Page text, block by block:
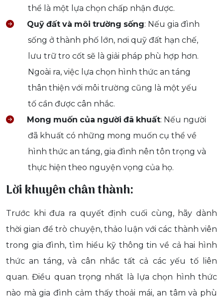
thể là một lựa chọn chấp nhận được.
Quỹ đất và môi trường sống: Nếu gia đình
sống ở thành phố lớn, nơi quỹ đất hạn chế,
lưu trữ tro cốt sẽ là giải pháp phù hợp hơn.
Ngoài ra, việc lựa chọn hình thức an táng
thân thiện với môi trường cũng là một yếu
tố cần được cân nhắc.
Mong muốn của người đã khuất: Nếu người
đã khuất có những mong muốn cụ thể về
hình thức an táng, gia đình nên tôn trọng và
thực hiện theo nguyện vọng của họ.
Lời khuyên chân thành:
Trước khi đưa ra quyết định cuối cùng, hãy dành
thời gian để trò chuyện, thảo luận với các thành viên
trong gia đình, tìm hiểu kỹ thông tin về cả hai hình
thức an táng, và cân nhắc tất cả các yếu tố liên
quan. Điều quan trọng nhất là lựa chọn hình thức
nào mà gia đình cảm thấy thoải mái, an tâm và phù